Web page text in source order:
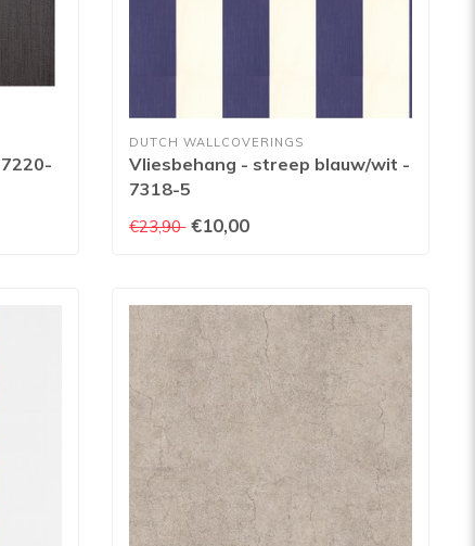
DUTCH WALLCOVERINGS
Vliesbehang - streep blauw/wit -
7318-5
€23,90 €10,00